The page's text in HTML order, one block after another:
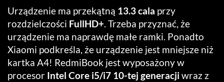
Urządzenie ma przekątną 13.3 cala przy
rozdzielczości FullHD+. Trzeba przyznać, że
urządzenie ma naprawdę małe ramki. Ponadto
Xiaomi podkreśla, że urządzenie jest mniejsze niż
kartka A4! RedmiBook jest wyposażony w
procesor Intel Core i5/i7 10-tej generacji wraz z